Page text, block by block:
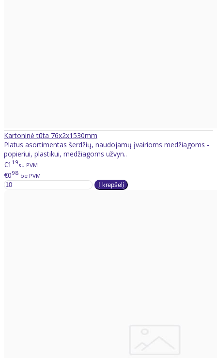
Kartoninė tūta 76x2x1530mm
Platus asortimentas šerdžių, naudojamų įvairioms medžiagoms -
popieriui, plastikui, medžiagoms užvyn..
€1 19su PVM
€098 be PVM